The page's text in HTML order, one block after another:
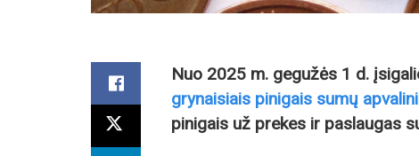
Nuo 2025 m. gegužės 1 d.
grynaisiais pinigais sumų
pinigais už prekes ir paslaugas